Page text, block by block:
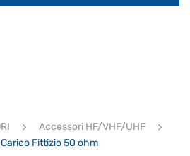
Accessori HF/VHF/UHF
Fittizio 50 ohm